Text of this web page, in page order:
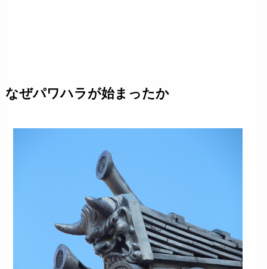
なぜパワハラが始まったか